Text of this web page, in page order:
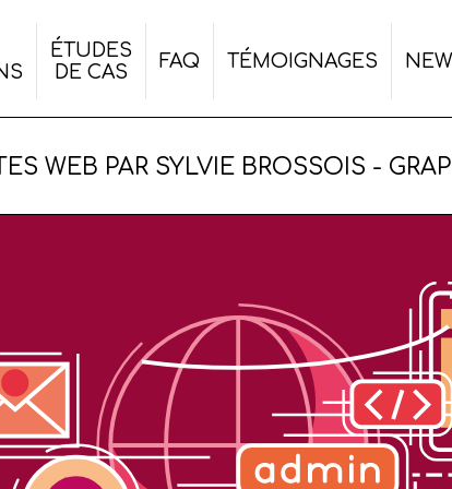
VISUELLES
- DÉPLIANTS
- PACKAGING
ÉTUDES
DE CAS
FAQ TÉMOIGNAGES
WEB PAR SYLVIE BROSSOIS -